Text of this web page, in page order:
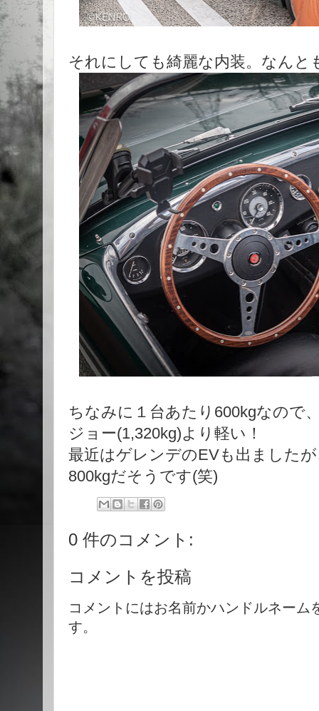
それにしても綺麗な内装。なんと
ちなみに１台あたり600kgなので
ジョー(1,320kg)より軽い！
最近はゲレンデのEVも出ました
800kgだそうです(笑)
0 件のコメント:
コメントを投稿
コメントにはお名前かハンドルネー
す。